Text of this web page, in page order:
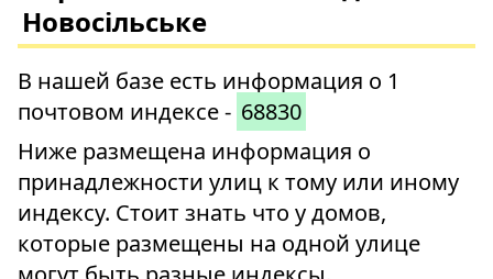
Новосільське
В нашей базе есть информация о 1
почтовом индексе - 68830
Ниже размещена информация о
принадлежности улиц к тому или иному
индексу. Стоит знать что у домов,
которые размещены на одной улице